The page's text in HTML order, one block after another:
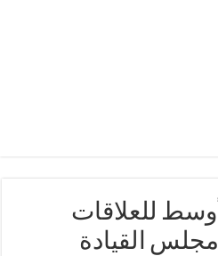
للعلاقات
القيادة